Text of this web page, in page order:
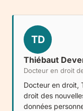
TD
Thiébaut
Docteur en droit
Docteur en droit,
droit des
données